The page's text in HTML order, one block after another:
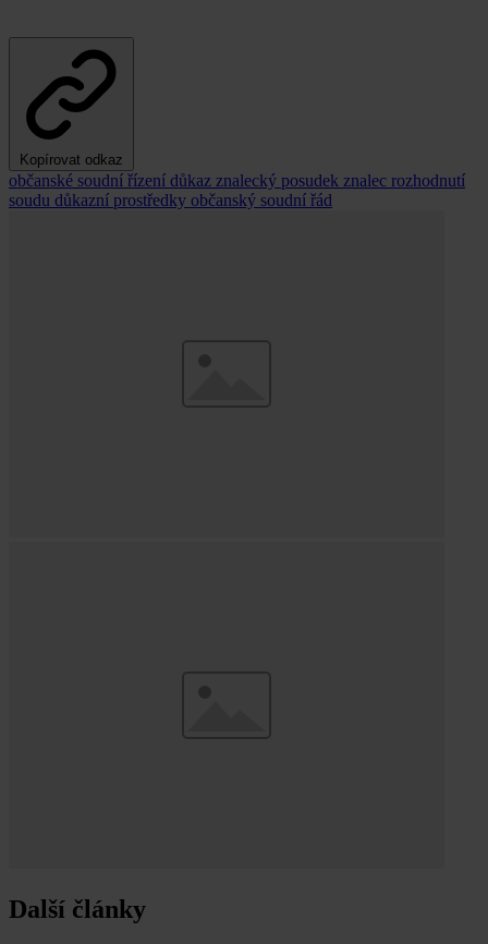
Kopírovat odkaz
občanské soudní řízení důkaz znalecký posudek znalec rozhodnutí
soudu důkazní prostředky občanský soudní řád
Další články